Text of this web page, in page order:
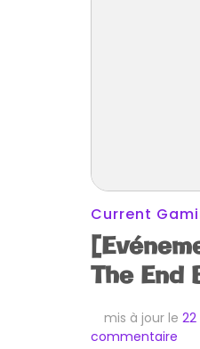
Current
The End
mis à jour le
commentaire